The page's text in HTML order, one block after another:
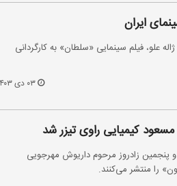
ایران
علو، فیلم سینمایی «سلطان» به کارگردانی
۰۳ دی ۱۴۰۳
کیمیایی راوی تیزر شد
پنجمین زادروز مرحوم داریوش مهرجویی
را منتشر می‌کنند.